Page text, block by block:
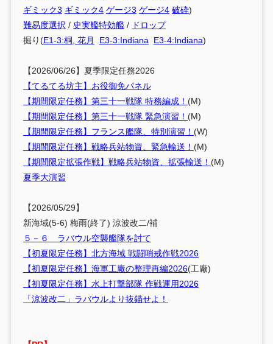
ギミック3 ギミック4 ゲージ3 ゲージ4 破砕)
難易度選択 / 史実艦特効艦/ ドロップ
掘り(E1-3:桐, 花月 E3-3:Indiana E3-4:Indiana)
【2026/06/26】夏季限定任務2026
【てるてる坊主】お役御免パネル
【期間限定任務】第三十一戦隊 特務編成！ (M)
【期間限定任務】第三十一戦隊 緊急演習！ (M)
【期間限定任務】フランス艦隊、特別演習！ (W)
【期間限定任務】戦略兵站物資、緊急輸送！ (M)
【期間限定拡張作戦】戦略兵站物資、拡張輸送！ (M)
夏季大演習
【2026/05/29】
新海域(5-6) 梅雨(終了) 涼波改二/補
５－６ ラバウル空襲艦隊を討て
【初夏限定任務】北方海域 戦闘哨戒作戦2026
【初夏限定任務】海軍工廠の整理再編2026(工廠)
【初夏限定任務】水上打撃部隊 作戦運用2026
「涼波改二」ラバウルより抜錨せよ！